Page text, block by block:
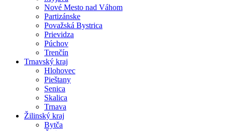
Nové Mesto nad Váhom
Partizánske
Považská Bystrica
Prievidza
Púchov
Trenčín
Trnavský kraj
Hlohovec
Pieštany
Senica
Skalica
Trnava
Žilinský kraj
Bytča